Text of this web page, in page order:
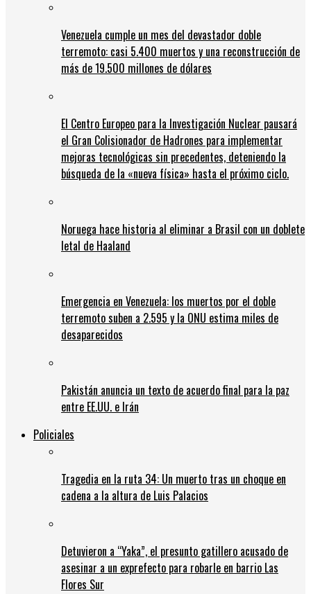
Venezuela cumple un mes del devastador doble
terremoto: casi 5.400 muertos y una reconstrucción de
más de 19.500 millones de dólares
El Centro Europeo para la Investigación Nuclear pausará
el Gran Colisionador de Hadrones para implementar
mejoras tecnológicas sin precedentes, deteniendo la
búsqueda de la «nueva física» hasta el próximo ciclo.
Noruega hace historia al eliminar a Brasil con un doblete
letal de Haaland
Emergencia en Venezuela: los muertos por el doble
terremoto suben a 2.595 y la ONU estima miles de
desaparecidos
Pakistán anuncia un texto de acuerdo final para la paz
entre EE.UU. e Irán
Policiales
Tragedia en la ruta 34: Un muerto tras un choque en
cadena a la altura de Luis Palacios
Detuvieron a “Yaka”, el presunto gatillero acusado de
asesinar a un exprefecto para robarle en barrio Las
Flores Sur